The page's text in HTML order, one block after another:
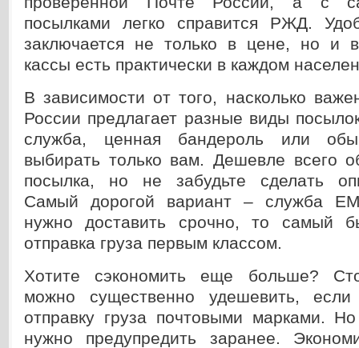
посылками легко справится РЖД.
заключается не только в цене, но и
кассы есть практически в каждом
В зависимости от того, насколько
России предлагает разные виды
служба, ценная бандероль или
выбирать только вам. Дешевле всего
посылка, но не забудьте сделать
Самый дорогой вариант – служба
нужно доставить срочно, то самый
отправка груза первым классом.
Хотите сэкономить еще больше?
можно существенно удешевить, если
отправку груза почтовыми марками.
нужно предупредить заранее.